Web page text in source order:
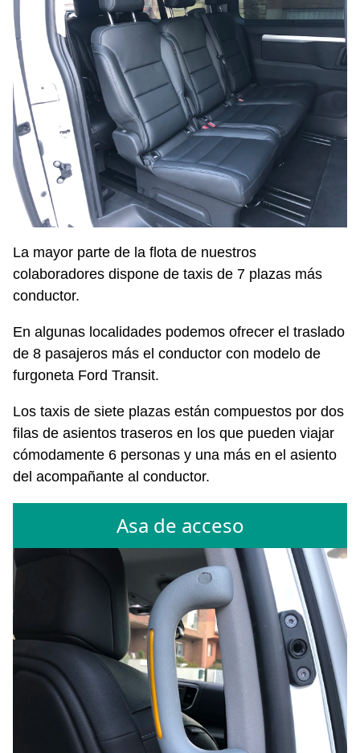
La mayor parte de la flota de nuestros
colaboradores dispone de taxis de 7 plazas más
conductor.
En algunas localidades podemos ofrecer el traslado
de 8 pasajeros más el conductor con modelo de
furgoneta Ford Transit.
Los taxis de siete plazas están compuestos por dos
filas de asientos traseros en los que pueden viajar
cómodamente 6 personas y una más en el asiento
del acompañante al conductor.
Asa de acceso